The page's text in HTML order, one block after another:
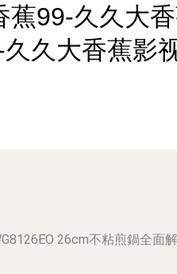
99-久久大
久大香蕉影
26cm不粘煎鍋全面